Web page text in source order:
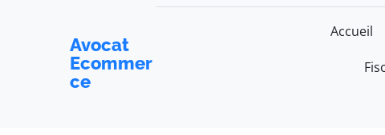
Avocat
Ecommer
ce
Accueil